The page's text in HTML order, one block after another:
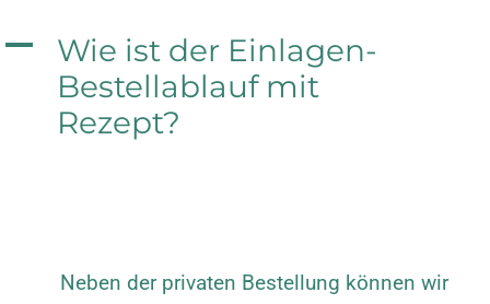
A
Wie ist der Einlagen-
Bestellablauf mit
Rezept?
Neben der privaten Bestellung können wir